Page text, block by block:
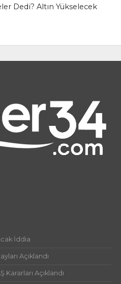
Dedi? Altın Yükselecek
İddia
Açıklandı
Kararları Açıklandı